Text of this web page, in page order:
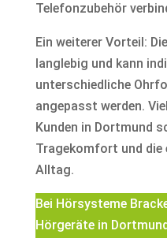
Telefonzubehör
Ein weiterer Vorteil:
langlebig und kann
unterschiedliche
angepasst werden.
Kunden in Dortmund
Tragekomfort und die
Alltag.
Bei Hörsysteme
Hörgeräte in